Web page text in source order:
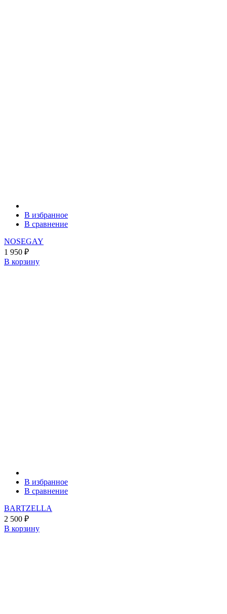
В избранное
В сравнение
NOSEGAY
1 950 ₽
В корзину
В избранное
В сравнение
BARTZELLA
2 500 ₽
В корзину